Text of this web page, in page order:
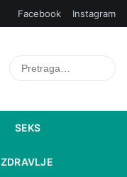
Facebook Instagram
SEKS
ZDRAVLJE